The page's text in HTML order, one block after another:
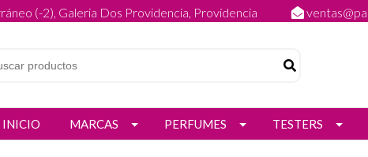
(-2), Galeria Dos Providencia, Providencia
INICIO MARCAS PERFUMES TESTERS